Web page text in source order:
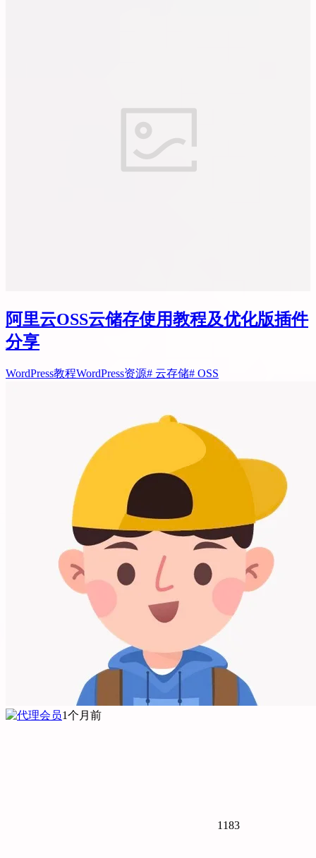
阿里云OSS云储存使用教程及优化版插件
分享
WordPress教程WordPress资源# 云存储# OSS
1个月前
1183